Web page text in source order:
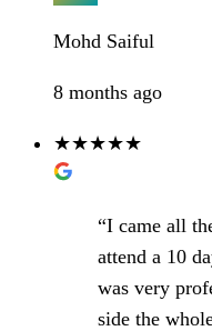
Mohd Saiful
8 months ago
★★★★★
“I came all
attend a 10
was very
side the